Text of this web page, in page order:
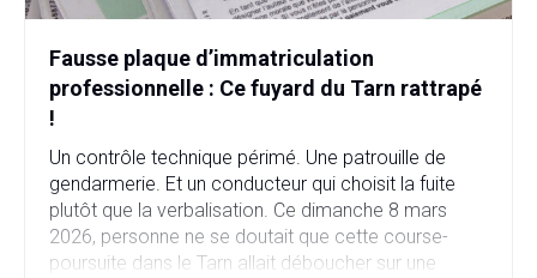
Fausse plaque d’immatriculation
professionnelle : Ce fuyard du Tarn rattrapé
!
Un contrôle technique périmé. Une patrouille de
gendarmerie. Et un conducteur qui choisit la fuite
plutôt que la verbalisation. Ce dimanche 8 mars
2026, personne ne se doutait que cette course-
poursuite dans le Tarn allait déboucher sur une